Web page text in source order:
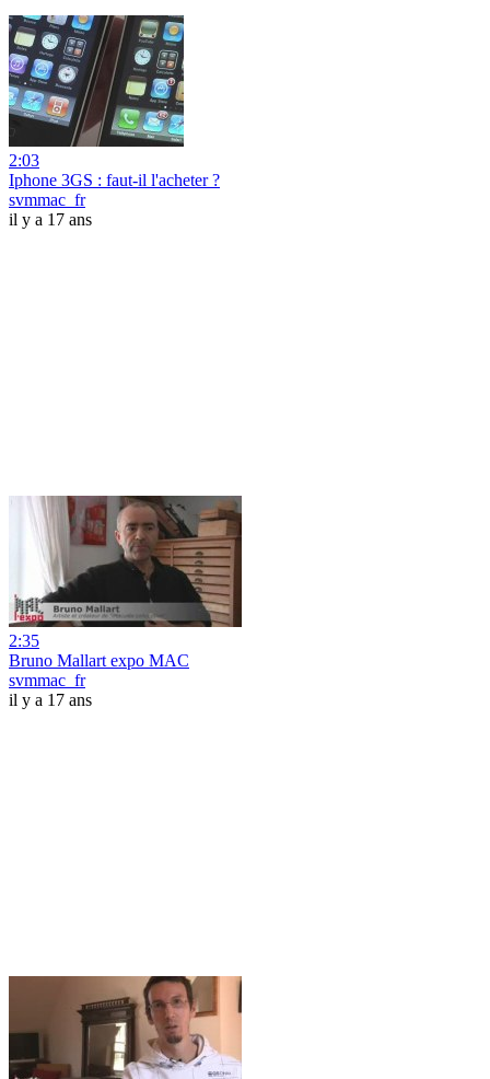
2:03
Iphone 3GS : faut-il l'acheter ?
svmmac_fr
il y a 17 ans
2:35
Bruno Mallart expo MAC
svmmac_fr
il y a 17 ans